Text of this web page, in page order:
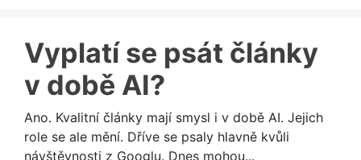
Vyplatí se psát články
v době AI?
Ano. Kvalitní články mají smysl i v době AI. Jejich
role se ale mění. Dříve se psaly hlavně kvůli
návštěvnosti z Googlu. Dnes mohou...